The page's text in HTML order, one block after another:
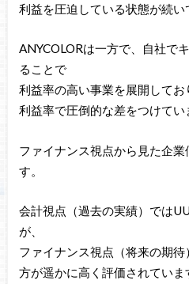
利益を圧迫している状態が続い
ANYCOLORは一方で、自社で
ることで
利益率の高い事業を展開して
利益率で圧倒的な差をつけてい
ファイナンス視点から見た企
す。
会計視点（過去の実績）では
が、
ファイナンス視点（将来の期
方が遥かに高く評価されていま